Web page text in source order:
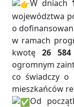
W dniach
województwa
o
w ramach
kwotę 26
ogromnym
co świadczy o
mieszkańców
Od